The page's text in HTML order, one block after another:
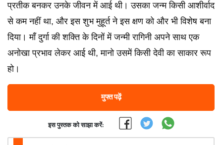
प्रतीक बनकर उनके जीवन में आई थी। उसका जन्म किसी आशीर्वाद
से कम नहीं था, और इस शुभ मुहूर्त ने इस क्षण को और भी विशेष बना
दिया। माँ दुर्गा की शक्ति के दिनों में जन्मी रागिनी अपने साथ एक
अनोखा प्रभाव लेकर आई थी, मानो उसमें किसी देवी का साकार रूप
हो।
मुफ्त पढ़ें
इस पुस्तक को साझा करें: